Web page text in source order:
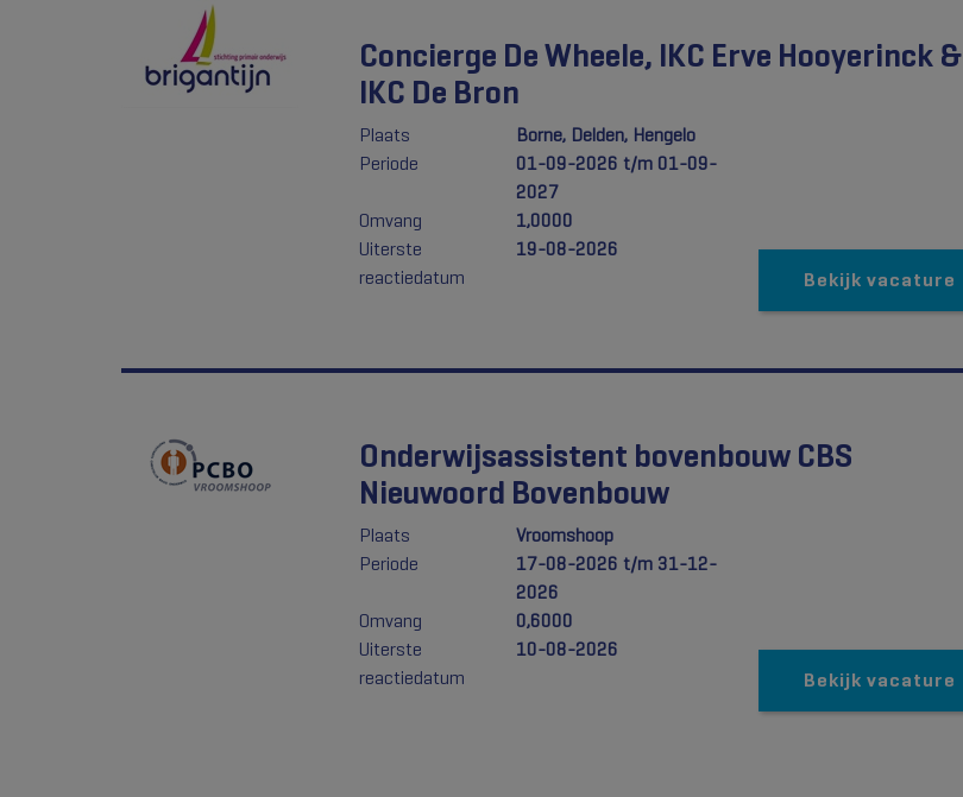
Concierge De Wheele, IKC Erve Hooyerinck &
IKC De Bron
Plaats
Borne, Delden, Hengelo
Periode
01-09-2026 t/m 01-09-
2027
Omvang
1,0000
Uiterste
reactiedatum
19-08-2026
Bekijk vacature
Onderwijsassistent bovenbouw CBS
Nieuwoord Bovenbouw
Plaats
Vroomshoop
Periode
17-08-2026 t/m 31-12-
2026
Omvang
0,6000
Uiterste
reactiedatum
10-08-2026
Bekijk vacature